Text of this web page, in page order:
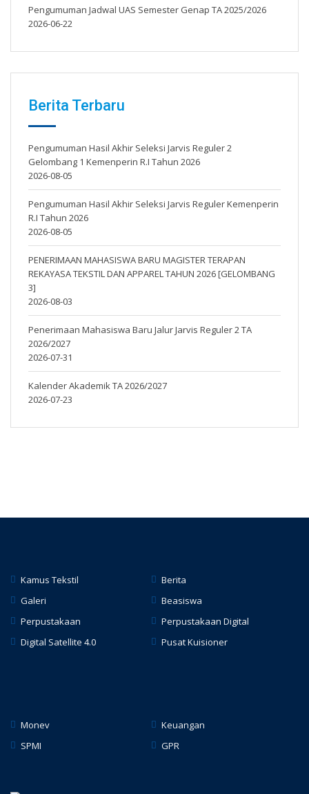
Pengumuman Jadwal UAS Semester Genap TA 2025/2026
2026-06-22
Berita Terbaru
Pengumuman Hasil Akhir Seleksi Jarvis Reguler 2
Gelombang 1 Kemenperin R.I Tahun 2026
2026-08-05
Pengumuman Hasil Akhir Seleksi Jarvis Reguler Kemenperin
R.I Tahun 2026
2026-08-05
PENERIMAAN MAHASISWA BARU MAGISTER TERAPAN
REKAYASA TEKSTIL DAN APPAREL TAHUN 2026 [GELOMBANG
3]
2026-08-03
Penerimaan Mahasiswa Baru Jalur Jarvis Reguler 2 TA
2026/2027
2026-07-31
Kalender Akademik TA 2026/2027
2026-07-23
Kamus Tekstil
Berita
Galeri
Beasiswa
Perpustakaan
Perpustakaan Digital
Digital Satellite 4.0
Pusat Kuisioner
Monev
Keuangan
SPMI
GPR